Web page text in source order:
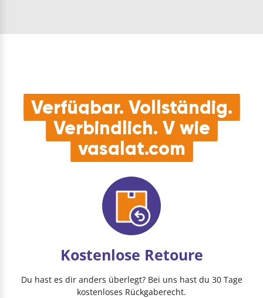
Verfügbar. Vollständig.
Verbindlich. V wie
vasalat.com
Kostenlose Retoure
Du hast es dir anders überlegt? Bei uns hast du 30 Tage
kostenloses Rückgaberecht.